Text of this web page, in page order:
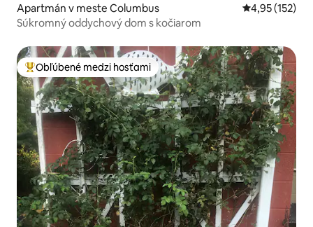
Apartmán v meste Columbus Priemerné
4,95 (152)
Súkromný oddychový dom s kočiarom
Najobľúbenejšie medzi hosťami
Obľúbené medzi hosťami